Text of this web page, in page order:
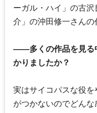
ーガル・ハイ」の古
介」の沖田修一さんの
――多くの作品を見る
かりましたか？
実はサイコパスな役
がつかないのでどん